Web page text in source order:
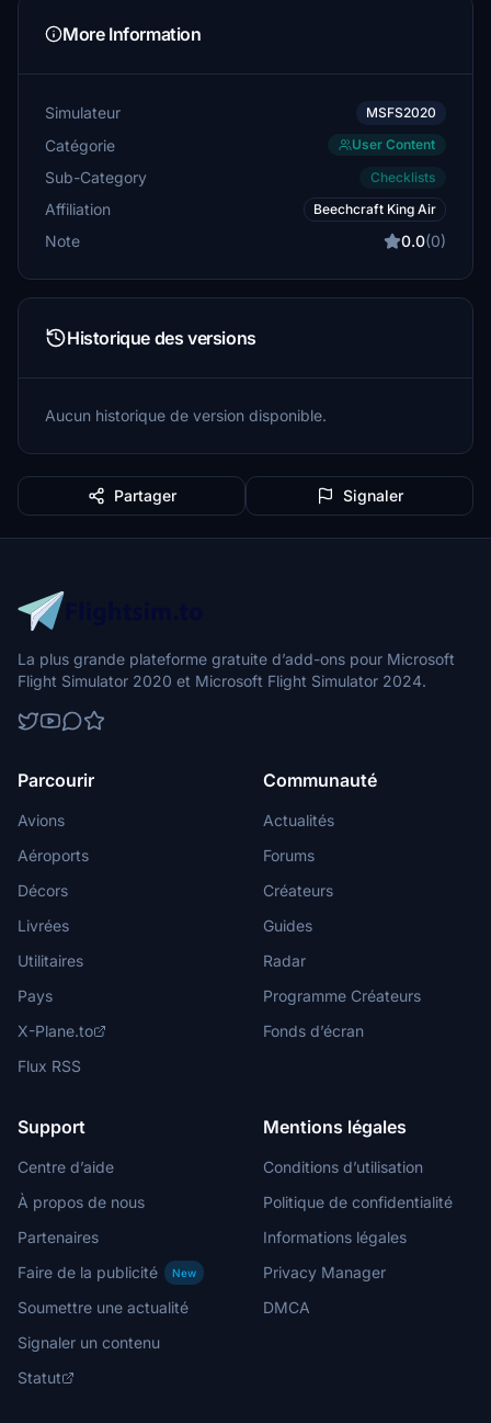
More Information
Simulateur MSFS2020
Catégorie User Content
Sub-Category Checklists
Affiliation Beechcraft King Air
Note 0.0(0)
Historique des versions
Aucun historique de version disponible.
Partager Signaler
La plus grande plateforme gratuite d’add-ons pour Microsoft
Flight Simulator 2020 et Microsoft Flight Simulator 2024.
Parcourir
Avions
Aéroports
Décors
Livrées
Utilitaires
Pays
X-Plane.to
Flux RSS
Communauté
Actualités
Forums
Créateurs
Guides
Radar
Programme Créateurs
Fonds d’écran
Support
Centre d’aide
À propos de nous
Partenaires
Faire de la publicité
New
Soumettre une actualité
Signaler un contenu
Statut
Mentions légales
Conditions d’utilisation
Politique de confidentialité
Informations légales
Privacy Manager
DMCA